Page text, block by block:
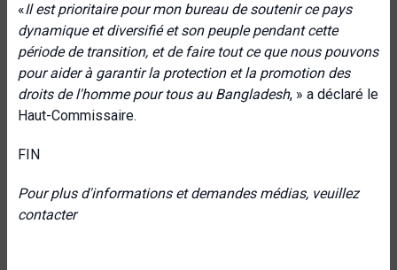
«Il est prioritaire pour mon bureau de soutenir ce pays
dynamique et diversifié et son peuple pendant cette
période de transition, et de faire tout ce que nous pouvons
pour aider à garantir la protection et la promotion des
droits de l'homme pour tous au Bangladesh, » a déclaré le
Haut-Commissaire.
FIN
Pour plus d'informations et demandes médias, veuillez
contacter